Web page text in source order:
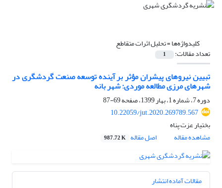
کلیدواژه‌ها =تحلیل اثرات متقاطع
تعداد مقالات: 1
تبیین نیروهای پیشران مؤثر بر آینده توسعه صنعت گردشگری در
شهرهای مرزی مطالعه موردی: شهر بانه
دوره 7، شماره 1، بهار 1399، صفحه
69-87
10.22059/jut.2020.269789.567
بختیار عزت پناه
مشاهده مقاله
اصل مقاله 987.72 K
مقالات آماده انتشار